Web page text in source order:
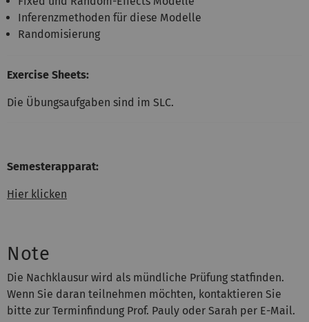
Inferenzmethoden für diese Modelle
Randomisierung
Exercise Sheets:
Die Übungsaufgaben sind im SLC.
Semesterapparat:
Hier klicken
Note
Die Nachklausur wird als mündliche Prüfung statfinden.
Wenn Sie daran teilnehmen möchten, kontaktieren Sie
bitte zur Terminfindung Prof. Pauly oder Sarah per E-Mail.